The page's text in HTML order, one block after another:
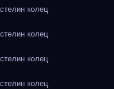
колец
колец
колец
колец